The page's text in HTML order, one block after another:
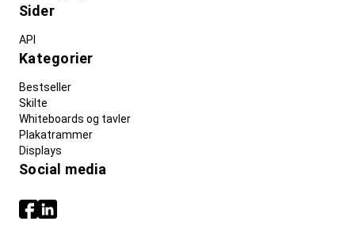
Sider
API
Kategorier
Bestseller
Skilte
Whiteboards og tavler
Plakatrammer
Displays
Social media